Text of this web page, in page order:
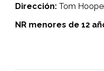
Dirección: Tom
NR menores de 12